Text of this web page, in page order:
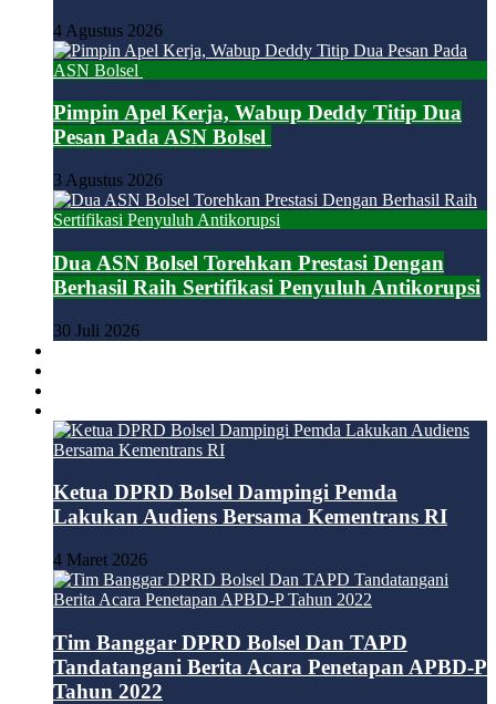
4 Agustus 2026
Pimpin Apel Kerja, Wabup Deddy Titip Dua
Pesan Pada ASN Bolsel
3 Agustus 2026
Dua ASN Bolsel Torehkan Prestasi Dengan
Berhasil Raih Sertifikasi Penyuluh Antikorupsi
30 Juli 2026
Ketua DPRD Bolsel Dampingi Pemda
Lakukan Audiens Bersama Kementrans RI
4 Maret 2026
Tim Banggar DPRD Bolsel Dan TAPD
Tandatangani Berita Acara Penetapan APBD-P
Tahun 2022